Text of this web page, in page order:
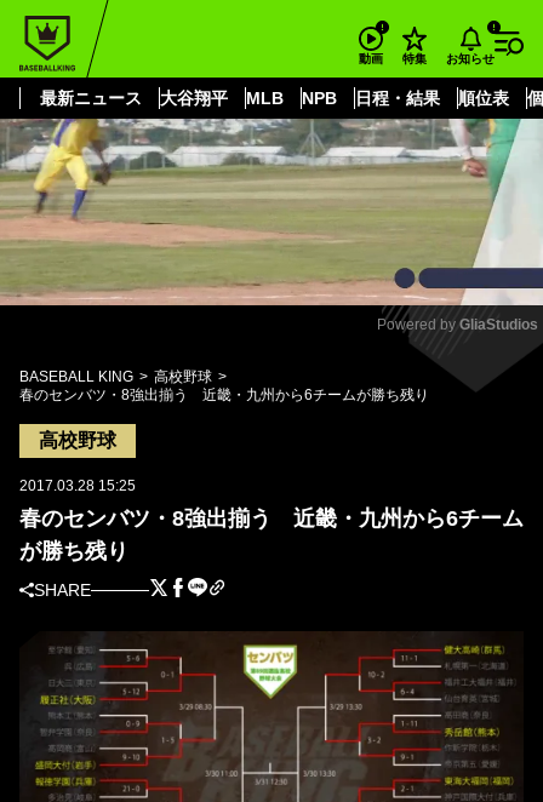
動画 特集 お知らせ
最新ニュース 大谷翔平 MLB NPB 日程・結果 順位表
もっと見る
Mute
Powered by GliaStudios
BASEBALL KING
高校野球
春のセンバツ・8強出揃う 近畿・九州から6チームが勝ち残り
高校野球
2017.03.28 15:25
春のセンバツ・8強出揃う 近畿・九州から6チーム
が勝ち残り
SHARE